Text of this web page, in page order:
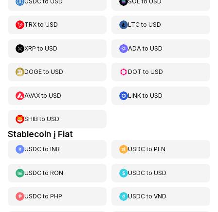
TRXto USD LTCtoUSD
XRP to USD ADA toUSD
DOGEto USD DOT toUSD
AVAXto USD LINKtoUSD
SHIB to USD
Stablecoin į Fiat
USDCto INR USDCtoPLN
USDCto RON USDCtoUSD
USDCto PHP USDCtoVND